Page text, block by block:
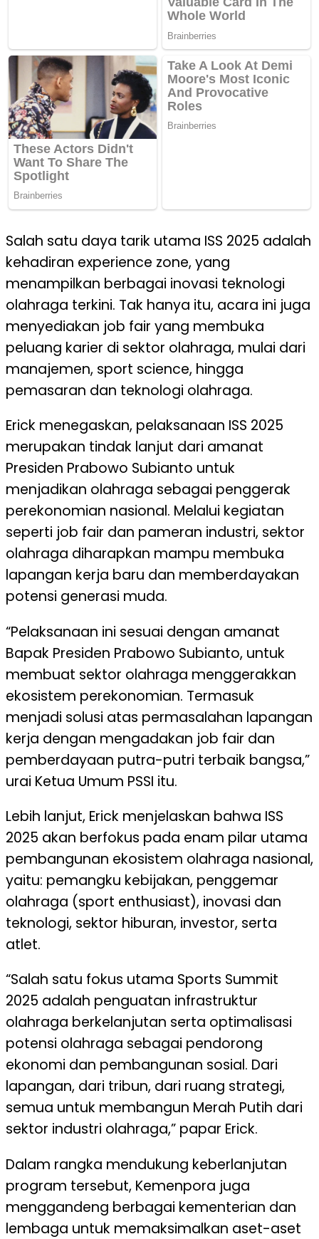
Salah satu daya tarik utama ISS 2025 adalah
kehadiran experience zone, yang
menampilkan berbagai inovasi teknologi
olahraga terkini. Tak hanya itu, acara ini juga
menyediakan job fair yang membuka
peluang karier di sektor olahraga, mulai dari
manajemen, sport science, hingga
pemasaran dan teknologi olahraga.
Erick menegaskan, pelaksanaan ISS 2025
merupakan tindak lanjut dari amanat
Presiden Prabowo Subianto untuk
menjadikan olahraga sebagai penggerak
perekonomian nasional. Melalui kegiatan
seperti job fair dan pameran industri, sektor
olahraga diharapkan mampu membuka
lapangan kerja baru dan memberdayakan
potensi generasi muda.
“Pelaksanaan ini sesuai dengan amanat
Bapak Presiden Prabowo Subianto, untuk
membuat sektor olahraga menggerakkan
ekosistem perekonomian. Termasuk
menjadi solusi atas permasalahan lapangan
kerja dengan mengadakan job fair dan
pemberdayaan putra-putri terbaik bangsa,”
urai Ketua Umum PSSI itu.
Lebih lanjut, Erick menjelaskan bahwa ISS
2025 akan berfokus pada enam pilar utama
pembangunan ekosistem olahraga nasional,
yaitu: pemangku kebijakan, penggemar
olahraga (sport enthusiast), inovasi dan
teknologi, sektor hiburan, investor, serta
atlet.
“Salah satu fokus utama Sports Summit
2025 adalah penguatan infrastruktur
olahraga berkelanjutan serta optimalisasi
potensi olahraga sebagai pendorong
ekonomi dan pembangunan sosial. Dari
lapangan, dari tribun, dari ruang strategi,
semua untuk membangun Merah Putih dari
sektor industri olahraga,” papar Erick.
Dalam rangka mendukung keberlanjutan
program tersebut, Kemenpora juga
menggandeng berbagai kementerian dan
lembaga untuk memaksimalkan aset-aset